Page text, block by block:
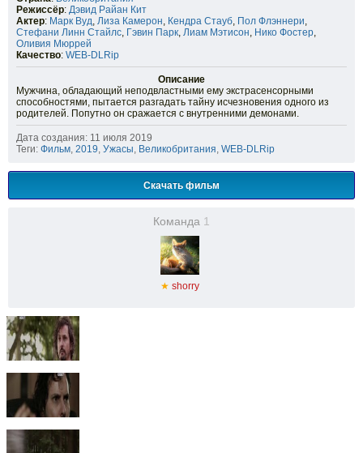
Режиссёр: Дэвид Райан Кит
Актер: Марк Вуд, Лиза Камерон, Кендра Стауб, Пол Флэннери,
Стефани Линн Стайлс, Гэвин Парк, Лиам Мэтисон, Нико Фостер,
Оливия Мюррей
Качество: WEB-DLRip
Описание
Мужчина, обладающий неподвластными ему экстрасенсорными
способностями, пытается разгадать тайну исчезновения одного из
родителей. Попутно он сражается с внутренними демонами.
Дата создания: 11 июля 2019
Теги: Фильм, 2019, Ужасы, Великобритания, WEB-DLRip
Скачать фильм
Команда 1
★ shorry